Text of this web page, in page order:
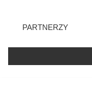
prywatności
. Niektóre rodzaje
zgody użytkownika,
takiemu
zastosowania tylko na
PARTNERZY